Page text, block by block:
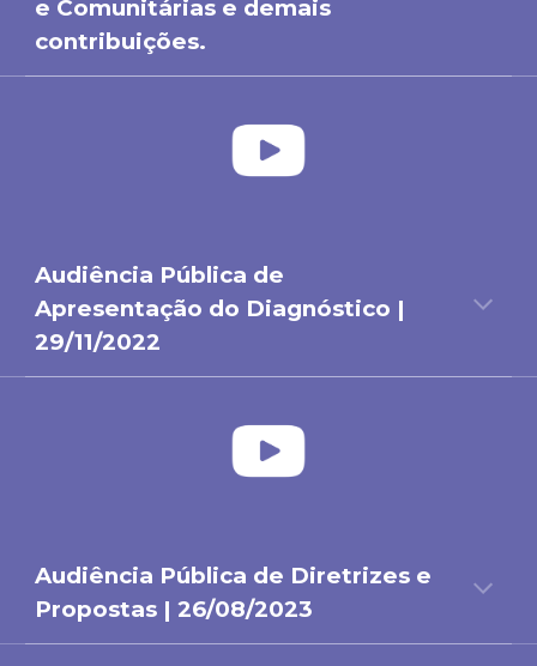
e Comunitárias e demais
contribuições.
Audiência Pública de
Apresentação do Diagnóstico |
29/11/2022
Audiência Pública de Diretrizes e
Propostas |26/08/2023